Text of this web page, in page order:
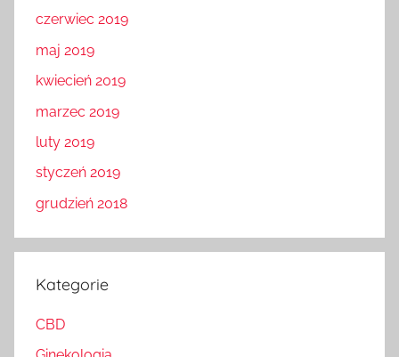
czerwiec 2019
maj 2019
kwiecień 2019
marzec 2019
luty 2019
styczeń 2019
grudzień 2018
Kategorie
CBD